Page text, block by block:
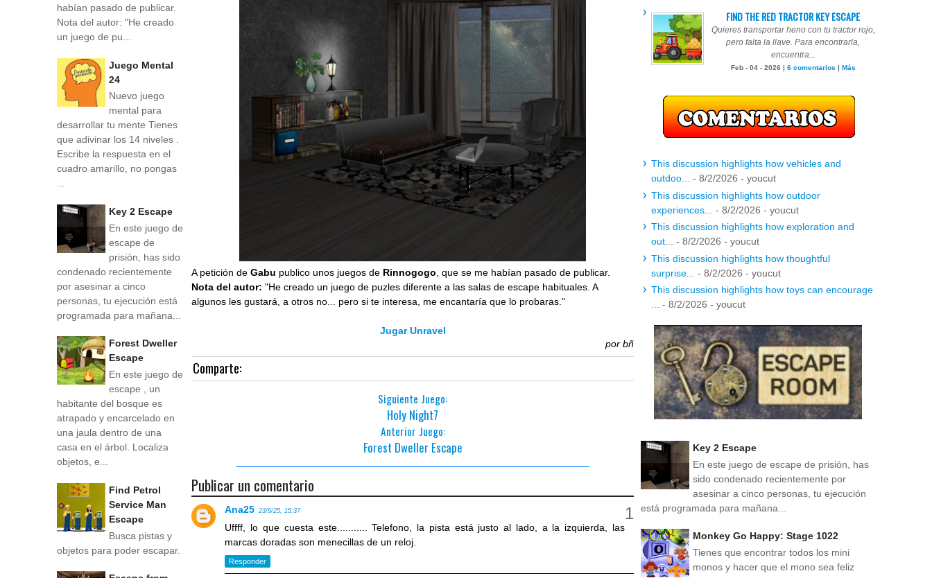
A petición deGabu publico unos juegos de Rinnogogo , que se me habían pasado de publicar.
Nota del autor: "He creado un juego de puzles diferente a las salas de escape habituales. A
algunos les gustará, a otros no... pero si te interesa, me encantaría que lo probaras."
Jugar Unravel
por bñ
Comparte:
Siguiente Juego:
Holy Night7
Anterior Juego:
Forest Dweller Escape
Publicar un comentario
Ana25 23/9/25, 15:37
Uffff, lo que cuesta este........... Telefono, la pista está justo al lado, a la izquierda, las
marcas doradas son menecillas de un reloj.
Responder
habían pasado de publicar.
Nota del autor: "He creado
un juego de pu...
Juego Mental
24
Nuevo juego
mental para
desarrollar tu mente Tienes
que adivinar los 14 niveles .
Escribe la respuesta en el
cuadro amarillo, no pongas
...
Key 2 Escape
En este juego de
escape de
prisión, has sido
condenado recientemente
por asesinar a cinco
personas, tu ejecución está
programada para mañana...
Forest Dweller
Escape
En este juego de
escape , un
habitante del bosque es
atrapado y encarcelado en
una jaula dentro de una
casa en el árbol. Localiza
objetos, e...
Find Petrol
Service Man
Escape
Busca pistas y
objetos para poder escapar.
FIND THE RED TRACTOR KEY ESCAPE
Quieres transportar heno con tu tractor rojo,
pero falta la llave. Para encontrarla,
encuentra...
Feb - 04 - 2026 | 6 comentarios | Más
This discussion highlights how vehicles and
outdoo...
- 8/2/2026 - youcut
This discussion highlights how outdoor
experiences...
- 8/2/2026 - youcut
This discussion highlights how exploration and
out...
- 8/2/2026 - youcut
This discussion highlights how thoughtful
surprise...
- 8/2/2026 - youcut
This discussion highlights how toys can encourage
- 8/2/2026 - youcut
Key 2 Escape
En este juego de escape de prisión, has
sido condenado recientemente por
asesinar a cinco personas, tu ejecución
está programada para mañana...
Monkey Go Happy: Stage 1022
Tienes que encontrar todos los mini
monos y hacer que el mono sea feliz